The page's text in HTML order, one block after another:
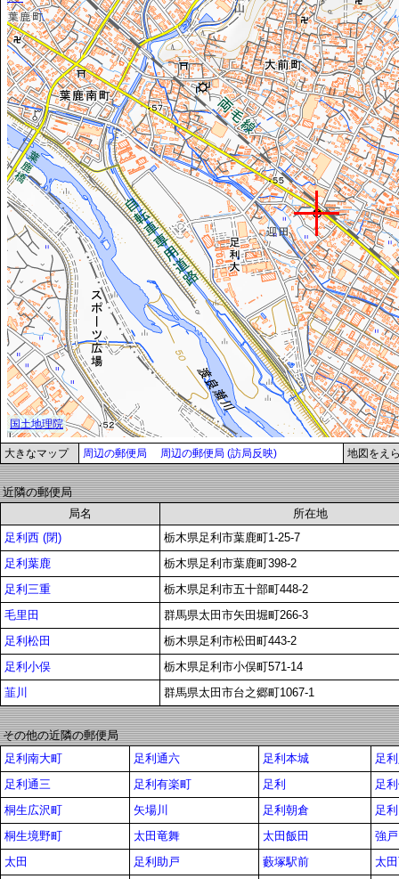
大きなマップ 周辺の郵便局 周辺の郵便局 (訪局反映) 地図をえ
近隣の郵便局
局名
所在地
足利西 (閉)
栃木県足利市葉鹿町1-25-7
足利葉鹿
栃木県足利市葉鹿町398-2
足利三重
栃木県足利市五十部町448-2
毛里田
群馬県太田市矢田堀町266-3
足利松田
栃木県足利市松田町443-2
足利小俣
栃木県足利市小俣町571-14
韮川
群馬県太田市台之郷町1067-1
その他の近隣の郵便局
足利南大町
足利通六 足利本城
足
足利通三
足利有楽町 足利
足
桐生広沢町
矢場川 足利朝倉
足
桐生境野町
太田竜舞 太田飯田
強戸
太田
足利助戸 藪塚駅前
太